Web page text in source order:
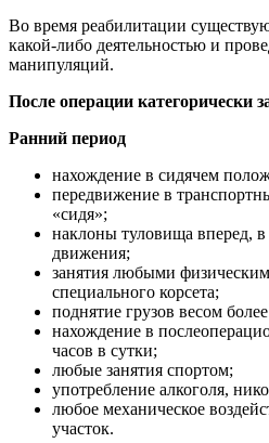
Во время реабилитации
какой-либо деятельностью и
манипуляций.
После операции категорически
Ранний период
нахождение в сидячем
передвижение в
«сидя»;
наклоны туловища вперед,
движения;
занятия любыми
специального корсета;
поднятие грузов весом
нахождение в
часов в сутки;
любые занятия спортом;
употребление алкоголя,
любое механическое
участок.